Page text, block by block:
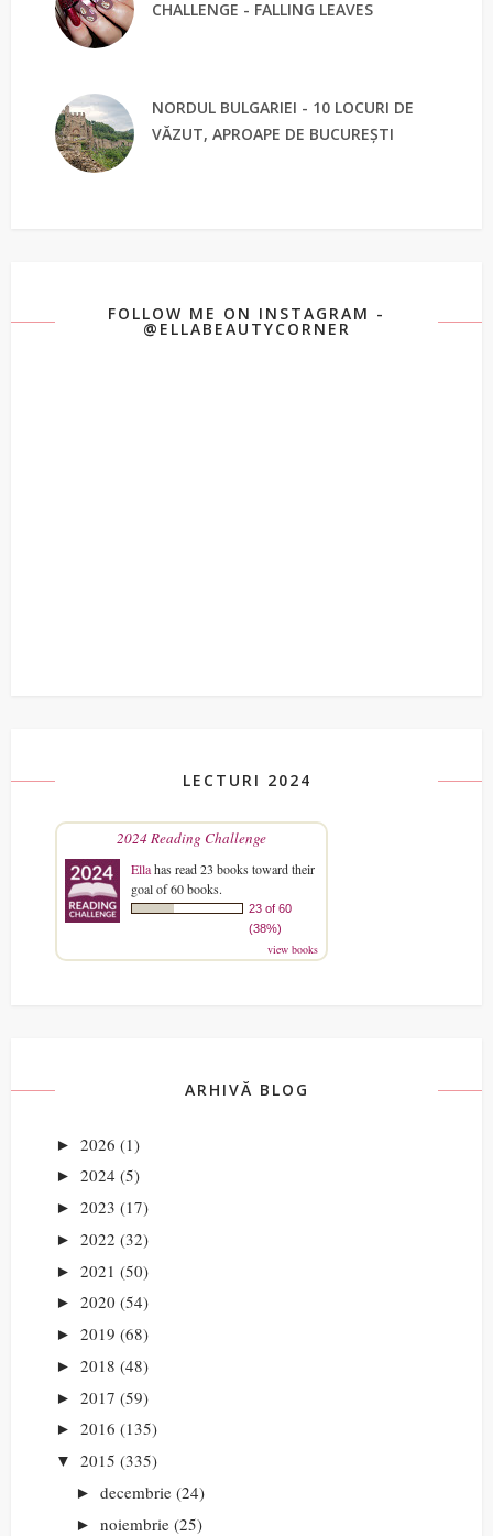
CHALLENGE - FALLING LEAVES
NORDUL BULGARIEI - 10 LOCURI DE
VĂZUT, APROAPE DE BUCUREȘTI
FOLLOW ME ON INSTAGRAM -
@ELLABEAUTYCORNER
LECTURI 2024
2024 Reading Challenge
Ellahas read 23 books toward their
goal of 60 books.
23 of 60
(38%)
view books
ARHIVĂ BLOG
► 2026 (1)
► 2024 (5)
► 2023 (17)
► 2022 (32)
► 2021 (50)
► 2020 (54)
► 2019 (68)
► 2018 (48)
► 2017 (59)
► 2016 (135)
▼ 2015 (335)
► decembrie (24)
► noiembrie (25)